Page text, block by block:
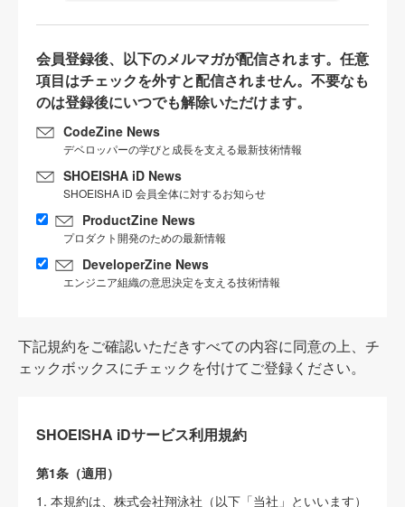
会員登録後、以下のメルマガが配信されます。任意
項目はチェックを外すと配信されません。不要なも
のは登録後にいつでも解除いただけます。
CodeZine News
デベロッパーの学びと成長を支える最新技術情報
SHOEISHA iD News
SHOEISHA iD 会員全体に対するお知らせ
ProductZine News
プロダクト開発のための最新情報
DeveloperZine News
エンジニア組織の意思決定を支える技術情報
下記規約をご確認いただきすべての内容に同意の上、チ
ェックボックスにチェックを付けてご登録ください。
SHOEISHA iDサービス利用規約
第1条（適用）
1. 本規約は、株式会社翔泳社（以下「当社」といいます）